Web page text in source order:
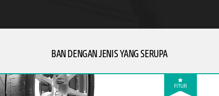
BAN DENGAN JENIS YANG SERUPA
FITUR